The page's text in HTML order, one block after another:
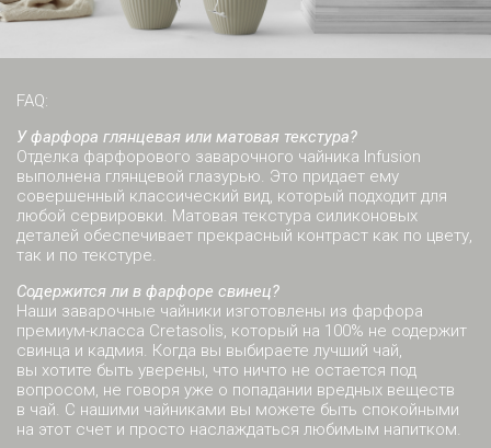
FAQ:
У фарфора глянцевая или матовая текстура?
Отделка фарфорового заварочного чайника Infusion
выполнена глянцевой глазурью. Это придает ему
совершенный классический вид, который подходит для
любой сервировки. Матовая текстура силиконовых
деталей обеспечивает прекрасный контраст как по цвету,
так и по текстуре.
Содержится ли в фарфоре свинец?
Наши заварочные чайники изготовлены из фарфора
премиум-класса Cretasolis, который на 100% не содержит
свинца и кадмия. Когда вы выбираете лучший чай,
вы хотите быть уверены, что ничто не остается под
вопросом, не говоря уже о попадании вредных веществ
в чай. С нашими чайниками вы можете быть спокойными
на этот счет и просто наслаждаться любимым напитком.